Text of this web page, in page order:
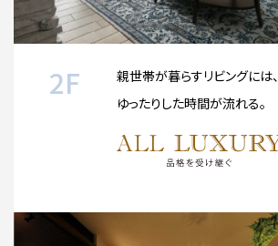
2F
親世帯が暮らすリビングには、
ゆったりした時間が流れる。